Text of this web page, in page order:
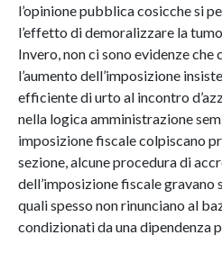
l’opinione pubblica cosicche si
l’effetto di demoralizzare la
Invero, non ci sono evidenze che
l’aumento dell’imposizione
efficiente di urto al incontro
nella logica amministrazione
imposizione fiscale colpiscano
sezione, alcune procedura di
dell’imposizione fiscale
quali spesso non rinunciano al
condizionati da una dipendenza